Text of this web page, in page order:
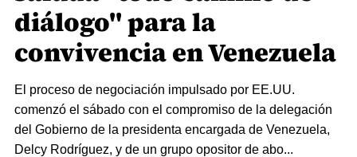
diálogo" para la
convivencia en Venezuela
El proceso de negociación impulsado por EE.UU.
comenzó el sábado con el compromiso de la delegación
del Gobierno de la presidenta encargada de Venezuela,
Delcy Rodríguez, y de un grupo opositor de abo...